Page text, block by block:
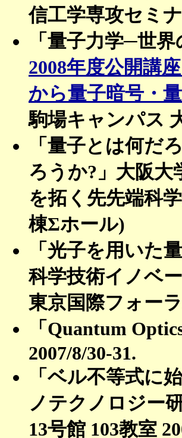
信工学専攻セミ
「量子力学─世
2008年度公開講
から量子暗号・
駒場キャンパス
「量子とは何だ
ろうか?」大阪大
を拓く先先端科
棟Σホール)
「光子を用いた
科学技術イノベ
東京国際フォー
「Quantum
2007/8/30-31.
「ベル不等式に
ノテクノロジー
13号館 103教室